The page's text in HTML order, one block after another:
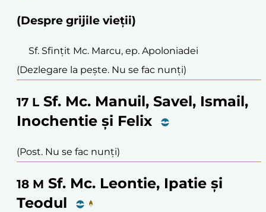
(Despre grijile vieții)
Sf. Sfințit Mc. Marcu, ep. Apoloniadei
(Dezlegare la pește. Nu se fac nunți)
17 L Sf. Mc. Manuil, Savel, Ismail,
Inochentie și Felix
(Post. Nu se fac nunți)
18 M Sf. Mc. Leontie, Ipatie și
Teodul